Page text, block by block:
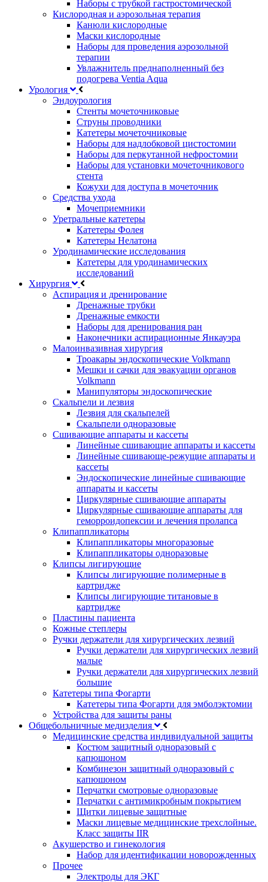
Наборы с трубкой гастростомической
Кислородная и аэрозольная терапия
Канюли кислородные
Маски кислородные
Наборы для проведения аэрозольной
терапии
Увлажнитель преднаполненный без
подогрева Ventia Aqua
Урология
Эндоурология
Стенты мочеточниковые
Струны проводники
Катетеры мочеточниковые
Наборы для надлобковой цистостомии
Наборы для перкутанной нефростомии
Наборы для установки мочеточникового
стента
Кожухи для доступа в мочеточник
Средства ухода
Мочеприемники
Уретральные катетеры
Катетеры Фолея
Катетеры Нелатона
Уродинамические исследования
Катетеры для уродинамических
исследований
Хирургия
Аспирация и дренирование
Дренажные трубки
Дренажные емкости
Наборы для дренирования ран
Наконечники аспирационные Янкауэра
Малоинвазивная хирургия
Троакары эндоскопические Volkmann
Мешки и сачки для эвакуации органов
Volkmann
Манипуляторы эндоскопические
Скальпели и лезвия
Лезвия для скальпелей
Скальпели одноразовые
Сшивающие аппараты и кассеты
Линейные сшивающие аппараты и кассеты
Линейные сшивающе-режущие аппараты и
кассеты
Эндоскопические линейные сшивающие
аппараты и кассеты
Циркулярные сшивающие аппараты
Циркулярные сшивающие аппараты для
геморроидопексии и лечения пролапса
Клипаппликаторы
Клипаппликаторы многоразовые
Клипаппликаторы одноразовые
Клипсы лигирующие
Клипсы лигирующие полимерные в
картридже
Клипсы лигирующие титановые в
картридже
Пластины пациента
Кожные степлеры
Ручки держатели для хирургических лезвий
Ручки держатели для хирургических лезвий
малые
Ручки держатели для хирургических лезвий
большие
Катетеры типа Фогарти
Катетеры типа Фогарти для эмболэктомии
Устройства для защиты раны
Общебольничные медизделия
Медицинские средства индивидуальной защиты
Костюм защитный одноразовый с
капюшоном
Комбинезон защитный одноразовый с
капюшоном
Перчатки смотровые одноразовые
Перчатки с антимикробным покрытием
Щитки лицевые защитные
Маски лицевые медицинские трехслойные.
Класс защиты IIR
Акушерство и гинекология
Набор для идентификации новорожденных
Прочее
Электроды для ЭКГ